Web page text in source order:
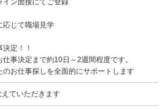
イン面接にてご登録
応じて職場見学
決定！！
事決定まで約10日～2週間程度です。
のお仕事探しを全面的にサポートします
ていただきます